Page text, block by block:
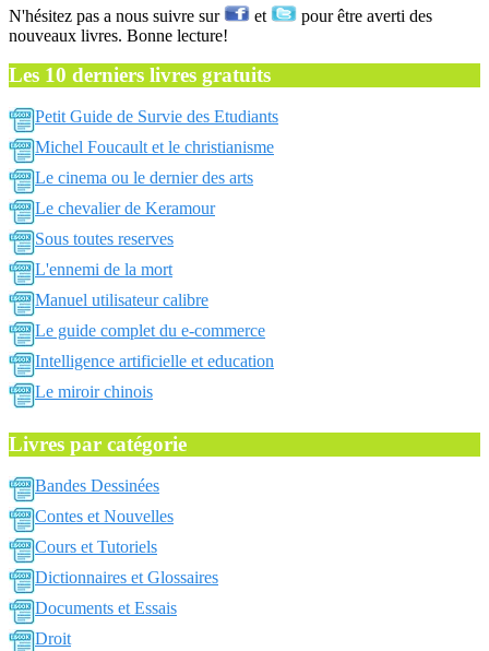
N'hésitez pas a nous suivre sur et
pour être averti des
nouveaux livres. Bonne lecture!
Les 10 derniers livres gratuits
Petit Guide de Survie des Etudiants
Michel Foucault et le christianisme
Le cinema ou le dernier des arts
Le chevalier de Keramour
Sous toutes reserves
L'ennemi de la mort
Manuel utilisateur calibre
Le guide complet du e-commerce
Intelligence artificielle et education
Le miroir chinois
Livres par catégorie
Bandes Dessinées
Contes et Nouvelles
Cours et Tutoriels
Dictionnaires et Glossaires
Documents et Essais
Droit